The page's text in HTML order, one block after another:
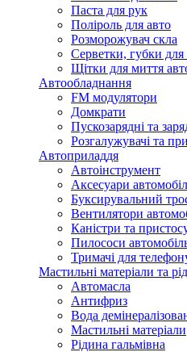
Паста для рук
Поліроль для авто
Розморожувач скла
Серветки, губки для
Щітки для миття
Автообладнання
FM модулятори
Домкрати
Пускозарядні та
Розгалужувачі та
Автоприладдя
Автоінструмент
Аксесуари
Буксирувальний
Вентилятори
Каністри та
Пилососи
Тримачі для
Мастильні матеріали та
Автомасла
Антифриз
Вода
Мастильні матеріали
Рідина гальмівна